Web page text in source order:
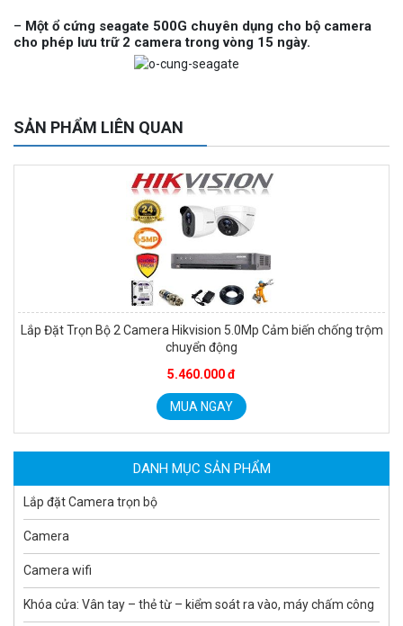
– Một ổ cứng seagate 500G chuyên dụng cho bộ camera
cho phép lưu trữ 2 camera trong vòng 15 ngày.
SẢN PHẨM LIÊN QUAN
Lắp Đặt Trọn Bộ 2 Camera Hikvision 5.0Mp Cảm biến chống trộm
chuyển động
5.460.000 đ
MUA NGAY
DANH MỤC SẢN PHẨM
Lắp đặt Camera trọn bộ
Camera
Camera wifi
Khóa cửa: Vân tay – thẻ từ – kiểm soát ra vào, máy chấm công
Camera tích hợp đầu báo nhiệt 2MP Hikfire HF-VH 221
MUA NGAY